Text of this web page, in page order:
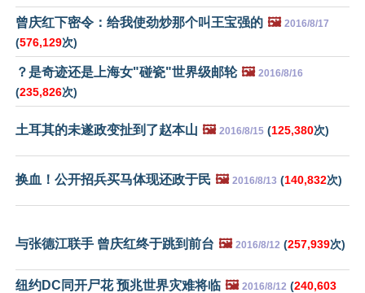
曾庆红下密令：给我使劲炒那个叫王宝强的 🖼️ 2016/8/17
(576,129次)
？是奇迹还是上海女"碰瓷"世界级邮轮 🖼️ 2016/8/16
(235,826次)
土耳其的未遂政变扯到了赵本山 🖼️ 2016/8/15 (125,380次)
换血！公开招兵买马体现还政于民 🖼️ 2016/8/13 (140,832次)
与张德江联手 曾庆红终于跳到前台 🖼️ 2016/8/12 (257,939次)
纽约DC同开尸花 预兆世界灾难将临 🖼️ 2016/8/12 (240,603